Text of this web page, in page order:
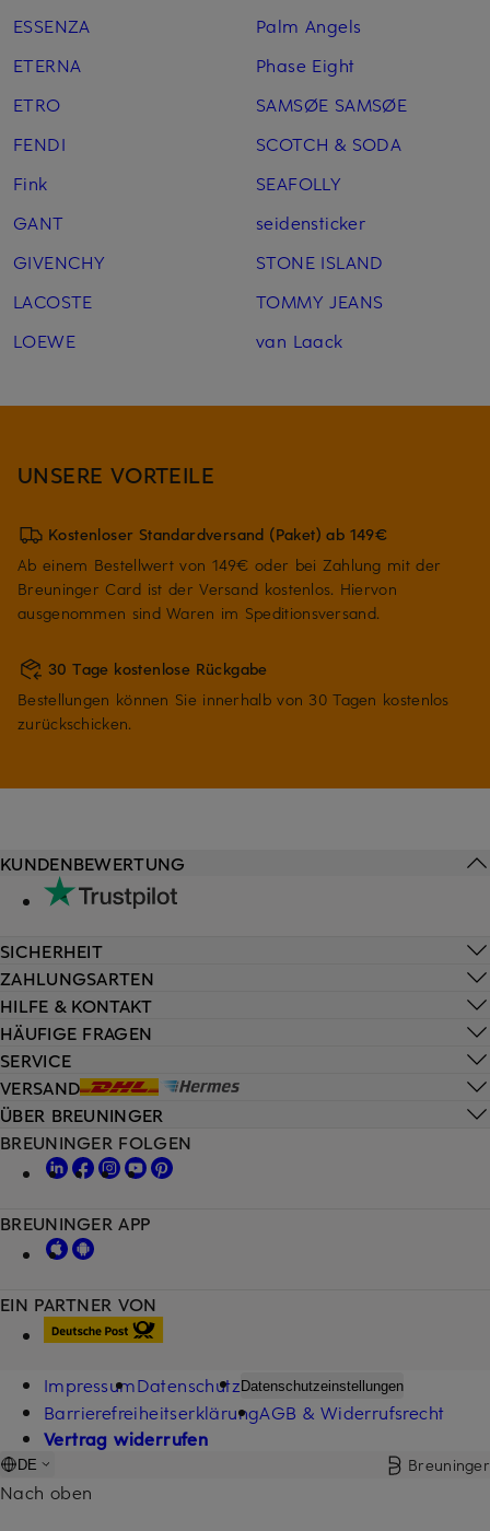
ESSENZA
ETERNA
ETRO
FENDI
Fink
GANT
GIVENCHY
LACOSTE
LOEWE
Palm Angels
Phase Eight
SAMSØE SAMSØE
SCOTCH & SODA
SEAFOLLY
seidensticker
STONE ISLAND
TOMMY JEANS
van Laack
UNSERE VORTEILE
Kostenloser Standardversand (Paket) ab 149€
Ab einem Bestellwert von 149€ oder bei Zahlung mit der
Breuninger Card ist der Versand kostenlos. Hiervon
ausgenommen sind Waren im Speditionsversand.
30 Tage kostenlose Rückgabe
Bestellungen können Sie innerhalb von 30 Tagen kostenlos
zurückschicken.
HILFE & KONTAKT
HÄUFIGE FRAGEN
SERVICE
VERSAND
KUNDENBEWERTUNG
SICHERHEIT
ZAHLUNGSARTEN
ÜBER BREUNINGER
EIN PARTNER VON
BREUNINGER FOLGEN
BREUNINGER APP
ImpressumDatenschutzDatenschutzeinstellungen
BarrierefreiheitserklärungAGB & Widerrufsrecht
Vertrag widerrufen
DE Breuninger
Nach oben